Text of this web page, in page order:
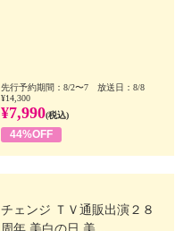
先行予約期間：8/2〜7 放送日：8/8
¥14,300
¥7,990(税込)
44%OFF
チェンジ ＴＶ通販出演２８